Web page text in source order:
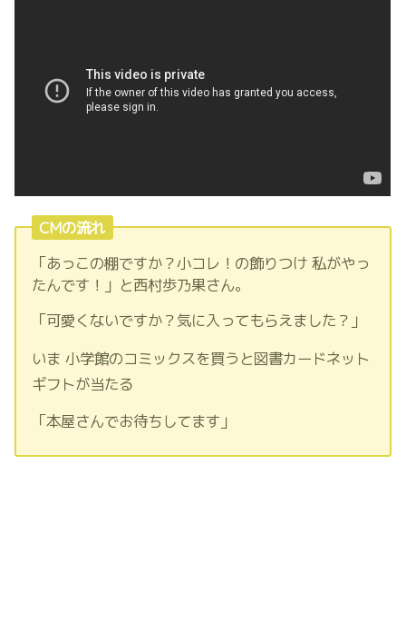
CMの流れ
「あっこの棚ですか？小コレ！の飾りつけ 私がやっ
たんです！」と西村歩乃果さん。
「可愛くないですか？気に入ってもらえました？」
いま 小学館のコミックスを買うと図書カードネット
ギフトが当たる
「本屋さんでお待ちしてます」